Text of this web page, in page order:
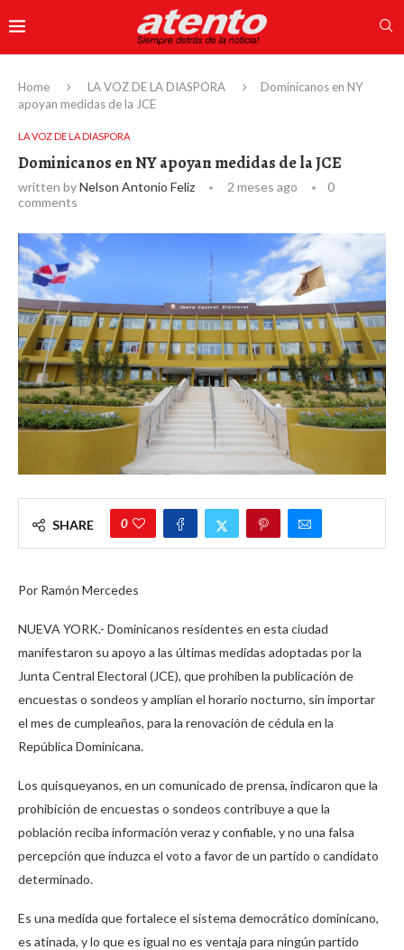
Home LA VOZ DE LA DIASPORA
Dominicanos en NY
apoyan medidas de la JCE
LA VOZ DE LA DIASPORA
Dominicanos en NY apoyan medidas de la JCE
written byNelson Antonio Feliz 2 meses ago
0
comments
SHARE 0
Por Ramón Mercedes
NUEVA YORK.- Dominicanos residentes en esta ciudad
manifestaron su apoyo a las últimas medidas adoptadas por la
Junta Central Electoral (JCE), que prohíben la publicación de
encuestas o sondeos y amplían el horario nocturno, sin importar
el mes de cumpleaños, para la renovación de cédula en la
República Dominicana.
Los quisqueyanos, en un comunicado de prensa, indicaron que la
prohibición de encuestas o sondeos contribuye a que la
población reciba información veraz y confiable, y no una falsa
percepción que induzca el voto a favor de un partido o candidato
determinado.
Es una medida que fortalece el sistema democrático dominicano,
es atinada, y lo que es igual no es ventaja para ningún partido